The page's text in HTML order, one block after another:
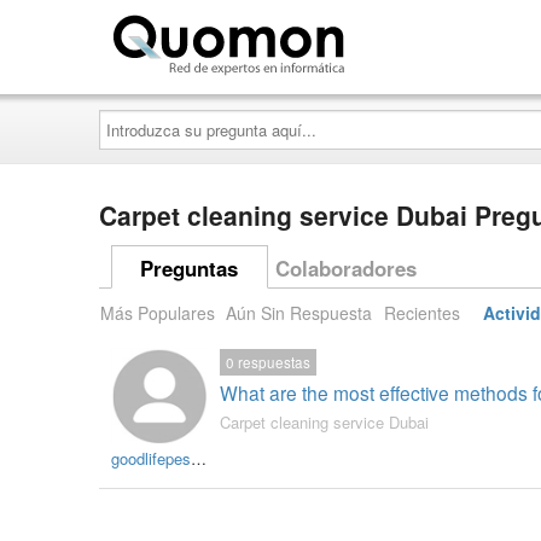
Introduzca
su
pregunta
aquí...
Carpet cleaning service Dubai
Preguntas Colaboradores
Más Populares Aún Sin Respuesta Recientes
goodlifepestcontrol
What are the most effective methods
0 respuestas
Carpet cleaning service Dubai